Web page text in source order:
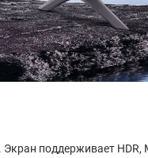
поддерживает HDR,